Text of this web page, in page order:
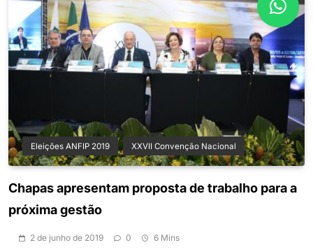
Eleições ANFIP 2019 XXVII Convenção Nacional
Chapas apresentam proposta de trabalho para a
próxima gestão
2 de junho de 2019 0 6 Mins